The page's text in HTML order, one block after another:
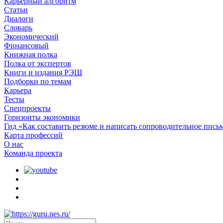
Статьи
Диалоги
Словарь
Экономический
Финансовый
Книжная полка
Полка от экспертов
Книги и издания РЭШ
Подборки по темам
Карьера
Тесты
Спецпроекты
Горизонты экономики
Гид «Как составить резюме и написать сопроводительное
Карта профессий
О наc
Команда проекта